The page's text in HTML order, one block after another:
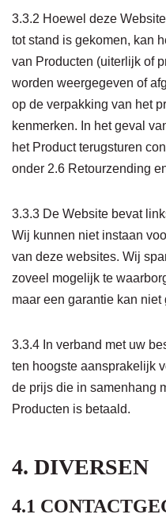
3.3.2 Hoewel deze
tot stand is gekomen, kan
van Producten (uiterlijk of
worden weergegeven of
op de verpakking van het
kenmerken. In het geval
het Product terugsturen
onder 2.6 Retourzending
3.3.3 De Website bevat
Wij kunnen niet instaan
van deze websites. Wij
zoveel mogelijk te
maar een garantie kan niet
3.3.4 In verband met uw
ten hoogste aansprakelijk
de prijs die in samenhang
Producten is betaald.
4. DIVERSEN
4.1